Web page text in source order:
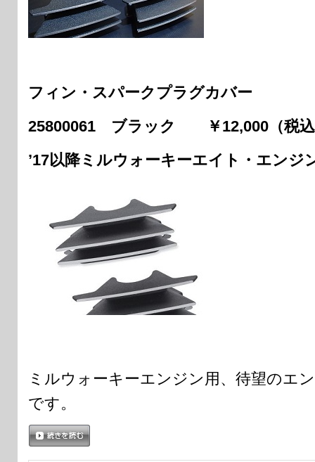
フィン・スパークプラグカバー
25800061 ブラック ￥12,000（税
’17以降ミルウォーキーエイト・エンジ
ミルウォーキーエンジン用、待望のエ
です。